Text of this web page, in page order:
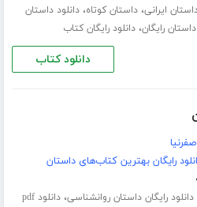
ایرانی،داستان کوتاه،دانلود داستان
،دانلود رایگان کتاب
دانلود کتاب
رایگان بهترین کتاب‌های داستان
دانلود رایگان داستان روانشناسی،
دانلود pdf